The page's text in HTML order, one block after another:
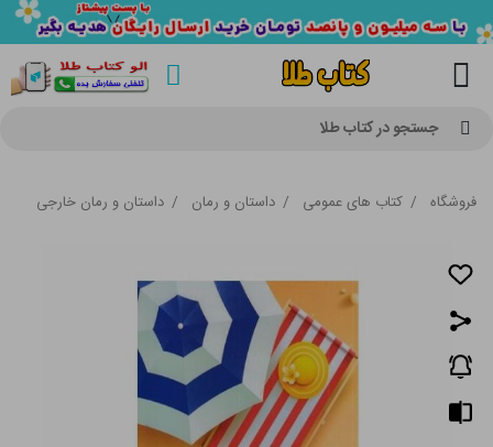
جستجو در کتاب طلا
فروشگاه / کتاب های عمومی / داستان و رمان / داستان و رمان خارجی